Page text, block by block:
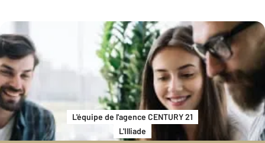
L'équipe de l'agence CENTURY 21
L'Illiade